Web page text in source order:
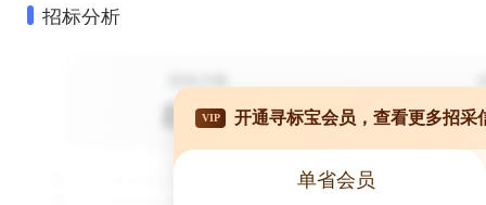
招标分析
VIP 开通寻标宝会员，查看更多招采
单省会员